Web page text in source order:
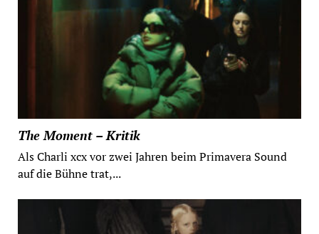
The Moment – Kritik
Als Charli xcx vor zwei Jahren beim Primavera Sound
auf die Bühne trat,...